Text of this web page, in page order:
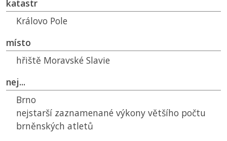
katastr
Královo Pole
místo
hřiště Moravské Slavie
nej...
Brno
nejstarší zaznamenané výkony většího počtu
brněnských atletů